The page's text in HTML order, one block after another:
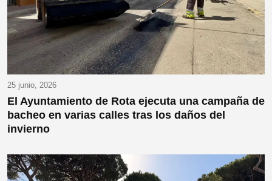
25 junio, 2026
El Ayuntamiento de Rota ejecuta una campaña de
bacheo en varias calles tras los daños del
invierno